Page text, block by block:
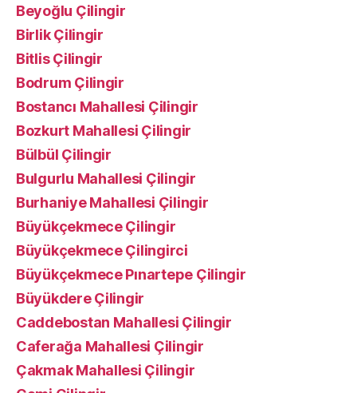
Beyoğlu Çilingir
Birlik Çilingir
Bitlis Çilingir
Bodrum Çilingir
Bostancı Mahallesi Çilingir
Bozkurt Mahallesi Çilingir
Bülbül Çilingir
Bulgurlu Mahallesi Çilingir
Burhaniye Mahallesi Çilingir
Büyükçekmece Çilingir
Büyükçekmece Çilingirci
Büyükçekmece Pınartepe Çilingir
Büyükdere Çilingir
Caddebostan Mahallesi Çilingir
Caferağa Mahallesi Çilingir
Çakmak Mahallesi Çilingir